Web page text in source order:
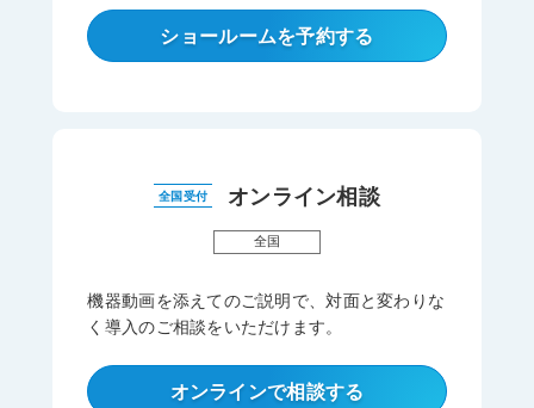
ショールームを予約する
全国受付 オンライン相談
全国
機器動画を添えてのご説明で、対面と変わりな
く導入のご相談をいただけます。
オンラインで相談する